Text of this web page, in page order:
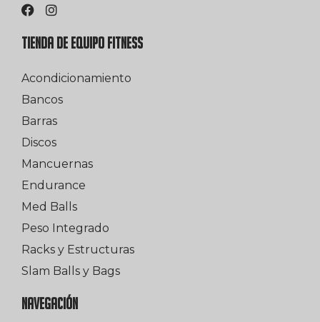
TIENDA DE EQUIPO FITNESS
Acondicionamiento
Bancos
Barras
Discos
Mancuernas
Endurance
Med Balls
Peso Integrado
Racks y Estructuras
Slam Balls y Bags
NAVEGACIÓN